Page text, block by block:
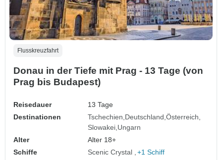
Flusskreuzfahrt
Donau in der Tiefe mit Prag - 13 Tage (von
Prag bis Budapest)
Reisedauer
13 Tage
Destinationen
Tschechien Deutschland Österreich
Slowakei Ungarn
Alter
Alter 18+
Schiffe
Scenic Crystal
+1 Schiff